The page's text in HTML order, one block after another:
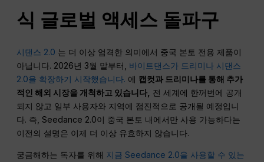
식 글로벌 액세스 돌파구
시댄스 2.0 는 더 이상 엄격한 의미에서 중국 본토 전용 제품이
아닙니다. 2026년 3월 말부터, 바이트댄스가 드리미나 시댄스
2.0을 확장하기 시작했습니다. 에 캡컷과 드리미나를 통해 추가
적인 해외 시장을 개척하고 있습니다, 전 세계에 한꺼번에 공개
되지 않고 일부 사용자와 지역에 점진적으로 공개될 예정입니
다. 즉, Seedance 2.0이 중국 본토 내에서만 사용 가능하다는
이전의 설명은 이제 더 이상 유효하지 않습니다.
궁금해하는 독자를 위해 지금 Seedance 2.0을 사용할 수 있는